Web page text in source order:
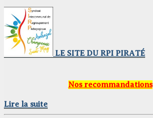
LE SITE DU RPI PIRATÉ
Nos recommandations
Lire la suite